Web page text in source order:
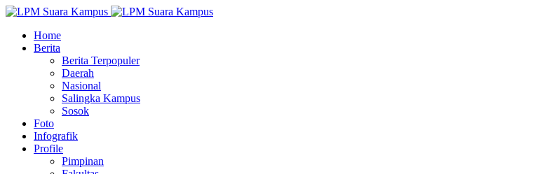
Home
Berita
Berita Terpopuler
Daerah
Nasional
Salingka Kampus
Sosok
Foto
Infografik
Profile
Pimpinan